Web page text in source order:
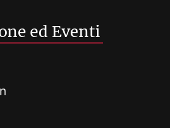
ed Eventi